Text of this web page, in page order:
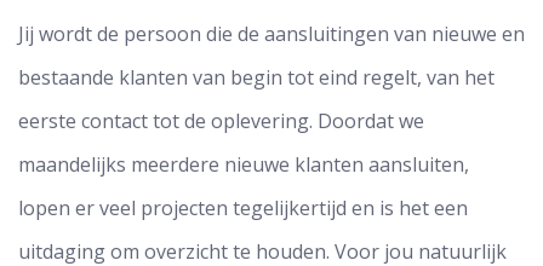
Jij wordt de persoon die de aansluitingen van nieuwe en
bestaande klanten van begin tot eind regelt, van het
eerste contact tot de oplevering. Doordat we
maandelijks meerdere nieuwe klanten aansluiten,
lopen er veel projecten tegelijkertijd en is het een
uitdaging om overzicht te houden. Voor jou natuurlijk